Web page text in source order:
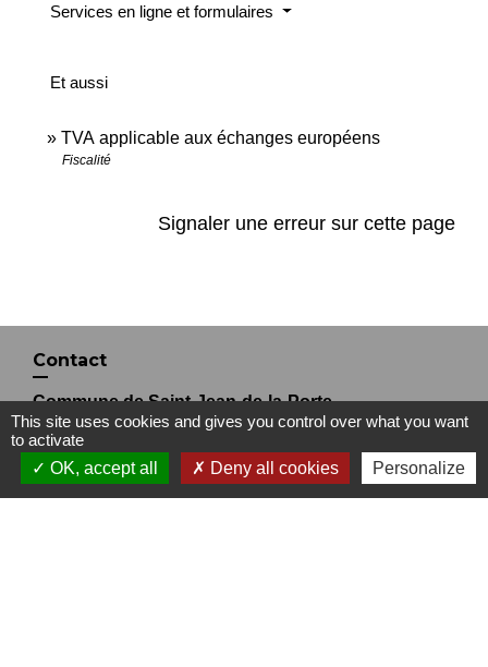
Services en ligne et formulaires
Et aussi
TVA applicable aux échanges européens
Fiscalité
Signaler une erreur sur cette page
Contact
Commune de Saint-Jean-de-la-Porte
200 Rue de la Mairie
73250 Saint-Jean-de-la-Porte - FRANCE
+33 4 79 28 54 55
This site uses cookies and gives you control over what you want
to activate
OK, accept all
Deny all cookies Personalize